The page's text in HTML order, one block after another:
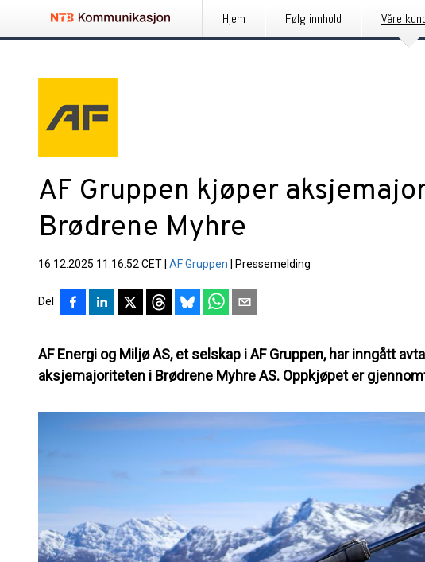
Hjem Følg innhold Våre
AF Gruppen kjøper
Brødrene Myhre
16.12.2025 11:16:52 CET AF Gruppen Pressemelding
Del
AF Energi og Miljø AS, et selskap i AF Gruppen, har inngått
aksjemajoriteten i Brødrene Myhre AS. Oppkjøpet er